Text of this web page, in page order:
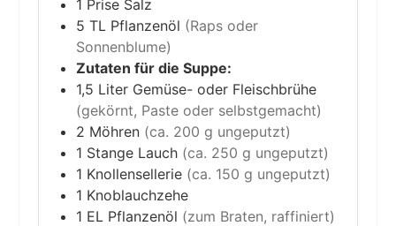
1 Prise Salz
5 TL Pflanzenöl (Raps oder
Sonnenblume)
Zutaten für die Suppe:
1,5 Liter Gemüse- oder Fleischbrühe
(gekörnt, Paste oder selbstgemacht)
2 Möhren (ca. 200 g ungeputzt)
1 Stange Lauch (ca. 250 g ungeputzt)
1 Knollensellerie (ca. 150 g ungeputzt)
1 Knoblauchzehe
1 EL Pflanzenöl (zum Braten, raffiniert)